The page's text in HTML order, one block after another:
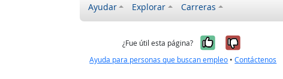
Ayudar Explorar Carreras
¿Fue útil esta página? Sí, fue útil
No, no
Ayuda para personas que buscan empleo •Contáctenos